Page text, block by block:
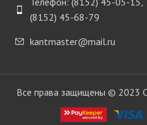
(8152) 45-68-79
kantmaster@mail.ru
Все права защищены © 2023